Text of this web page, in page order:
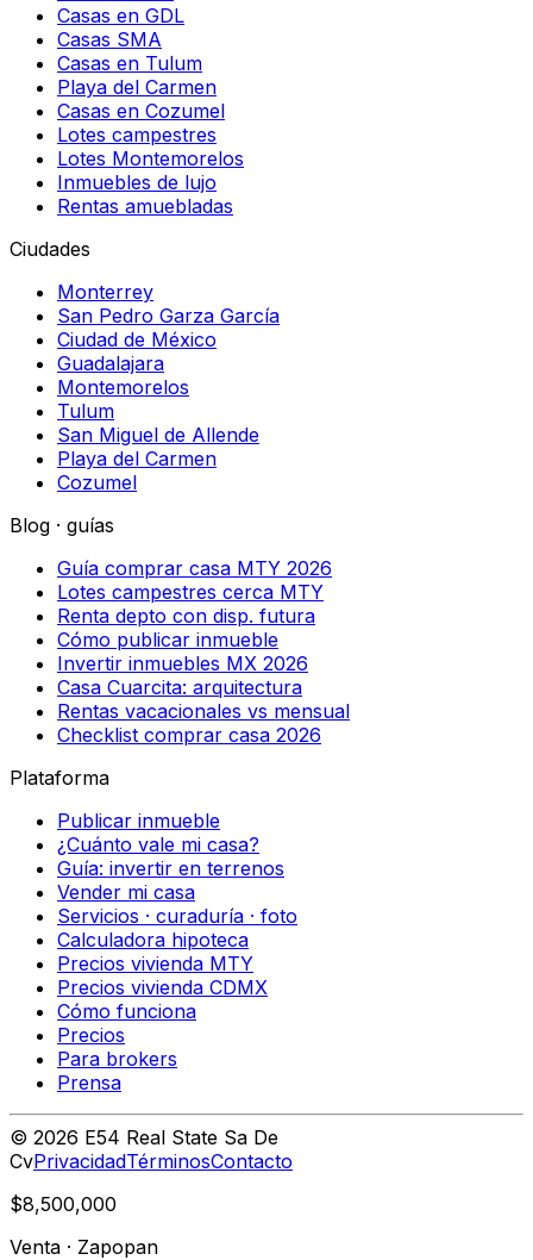
Casas en GDL
Casas SMA
Casas en Tulum
Playa del Carmen
Casas en Cozumel
Lotes campestres
Lotes Montemorelos
Inmuebles de lujo
Rentas amuebladas
Ciudades
Monterrey
San Pedro Garza García
Ciudad de México
Guadalajara
Montemorelos
Tulum
San Miguel de Allende
Playa del Carmen
Cozumel
Blog · guías
Guía comprar casa MTY 2026
Lotes campestres cerca MTY
Renta depto con disp. futura
Cómo publicar inmueble
Invertir inmuebles MX 2026
Casa Cuarcita: arquitectura
Rentas vacacionales vs mensual
Checklist comprar casa 2026
Plataforma
Publicar inmueble
¿Cuánto vale mi casa?
Guía: invertir en terrenos
Vender mi casa
Servicios · curaduría · foto
Calculadora hipoteca
Precios vivienda MTY
Precios vivienda CDMX
Cómo funciona
Precios
Para brokers
Prensa
© 2026 E54 Real State Sa De
CvPrivacidadTérminosContacto
$8,500,000
Venta · Zapopan